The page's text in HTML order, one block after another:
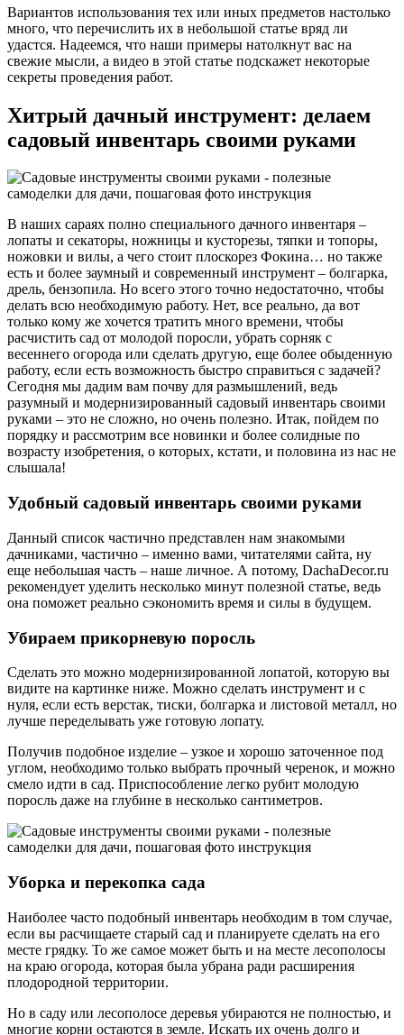
Вариантов использования тех или иных предметов настолько
много, что перечислить их в небольшой статье вряд ли
удастся. Надеемся, что наши примеры натолкнут вас на
свежие мысли, а видео в этой статье подскажет некоторые
секреты проведения работ.
Хитрый дачный инструмент: делаем
садовый инвентарь своими руками
В наших сараях полно специального дачного инвентаря –
лопаты и секаторы, ножницы и кусторезы, тяпки и топоры,
ножовки и вилы, а чего стоит плоскорез Фокина… но также
есть и более заумный и современный инструмент – болгарка,
дрель, бензопила. Но всего этого точно недостаточно, чтобы
делать всю необходимую работу. Нет, все реально, да вот
только кому же хочется тратить много времени, чтобы
расчистить сад от молодой поросли, убрать сорняк с
весеннего огорода или сделать другую, еще более обыденную
работу, если есть возможность быстро справиться с задачей?
Сегодня мы дадим вам почву для размышлений, ведь
разумный и модернизированный садовый инвентарь своими
руками – это не сложно, но очень полезно. Итак, пойдем по
порядку и рассмотрим все новинки и более солидные по
возрасту изобретения, о которых, кстати, и половина из нас не
слышала!
Удобный садовый инвентарь своими руками
Данный список частично представлен нам знакомыми
дачниками, частично – именно вами, читателями сайта, ну
еще небольшая часть – наше личное. А потому, DachaDecor.ru
рекомендует уделить несколько минут полезной статье, ведь
она поможет реально сэкономить время и силы в будущем.
Убираем прикорневую поросль
Сделать это можно модернизированной лопатой, которую вы
видите на картинке ниже. Можно сделать инструмент и с
нуля, если есть верстак, тиски, болгарка и листовой металл, но
лучше переделывать уже готовую лопату.
Получив подобное изделие – узкое и хорошо заточенное под
углом, необходимо только выбрать прочный черенок, и можно
смело идти в сад. Приспособление легко рубит молодую
поросль даже на глубине в несколько сантиметров.
Уборка и перекопка сада
Наиболее часто подобный инвентарь необходим в том случае,
если вы расчищаете старый сад и планируете сделать на его
месте грядку. То же самое может быть и на месте лесополосы
на краю огорода, которая была убрана ради расширения
плодородной территории.
Но в саду или лесополосе деревья убираются не полностью, и
многие корни остаются в земле. Искать их очень долго и